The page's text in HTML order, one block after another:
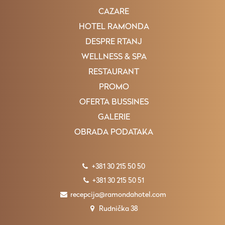
CAZARE
HOTEL RAMONDA
DESPRE RTANJ
WELLNESS & SPA
RESTAURANT
PROMO
OFERTA BUSSINES
GALERIE
OBRADA PODATAKA
+381 30 215 50 50
+381 30 215 50 51
recepcija@ramondahotel.com
Rudnička 38